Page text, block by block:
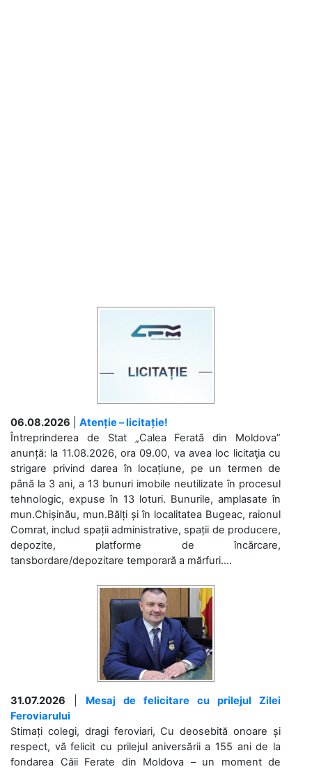
06.08.2026
Atenție – licitație!
Întreprinderea de Stat „Calea Ferată din Moldova”
anunță: la 11.08.2026, ora 09.00, va avea loc licitaţia cu
strigare privind darea în locațiune, pe un termen de
până la 3 ani, a 13 bunuri imobile neutilizate în procesul
tehnologic, expuse în 13 loturi. Bunurile, amplasate în
mun.Chișinău, mun.Bălți și în localitatea Bugeac, raionul
Comrat, includ spații administrative, spații de producere,
depozite, platforme de încărcare,
tansbordare/depozitare temporară a mărfuri....
31.07.2026
Mesaj de felicitare cu prilejul Zilei
Feroviarului
Stimați colegi, dragi feroviari, Cu deosebită onoare și
respect, vă felicit cu prilejul aniversării a 155 ani de la
fondarea Căii Ferate din Moldova – un moment de